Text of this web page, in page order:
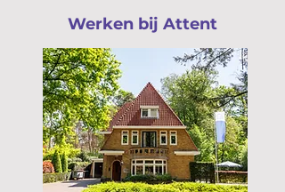
Werken bij Attent